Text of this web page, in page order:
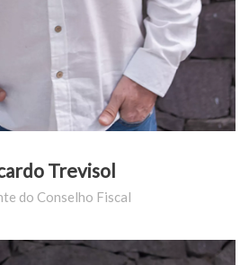
Trevisol
do Conselho Fiscal